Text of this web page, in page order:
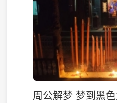
周公解梦 梦到黑